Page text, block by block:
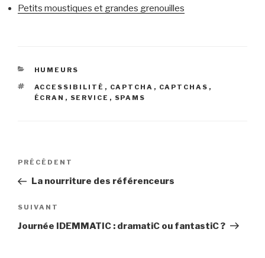
Petits moustiques et grandes grenouilles
CATÉGORIES
HUMEURS
ÉTIQUETTES
ACCESSIBILITÉ , CAPTCHA , CAPTCHAS ,
ÉCRAN , SERVICE , SPAMS
Navigation
l’article
Article
précédent
PRÉCÉDENT
La nourriture des référenceurs
Article
suivant
SUIVANT
Journée IDEMMATIC : dramatiC ou fantastiC ?